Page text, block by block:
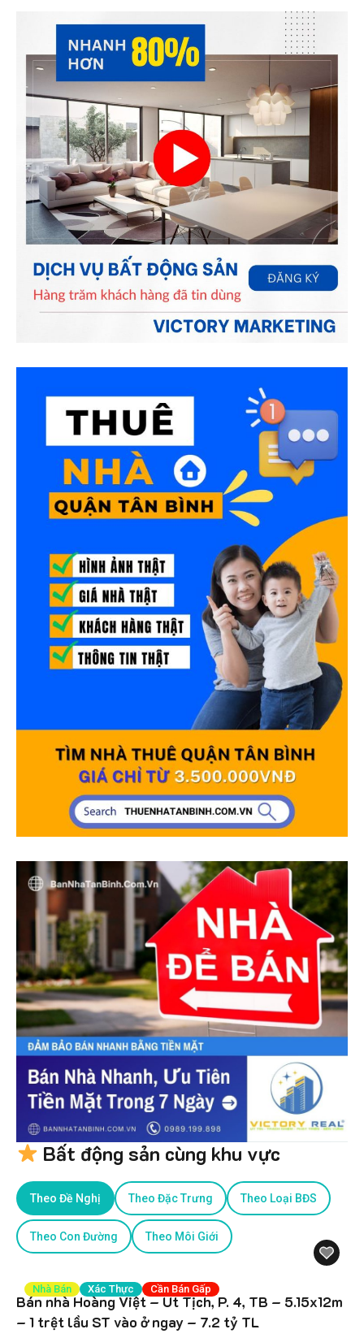
Bất động sản cùng khu vực
Theo Đề Nghị Theo Đặc Trưng Theo Loại BĐS
Theo Con Đường Theo Môi Giới
Nhà Bán Xác Thực Cần Bán Gấp
Bán nhà Hoàng Việt – Út Tịch, P. 4, TB – 5.15x12m
– 1 trệt lầu ST vào ở ngay – 7.2 tỷ TL